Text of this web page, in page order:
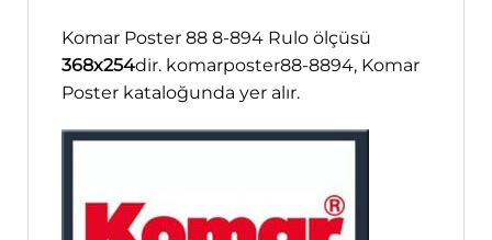
Komar Poster 88 8-894 Rulo ölçüsü
368x254dir. komarposter88-8894, Komar
Poster kataloğunda yer alır.